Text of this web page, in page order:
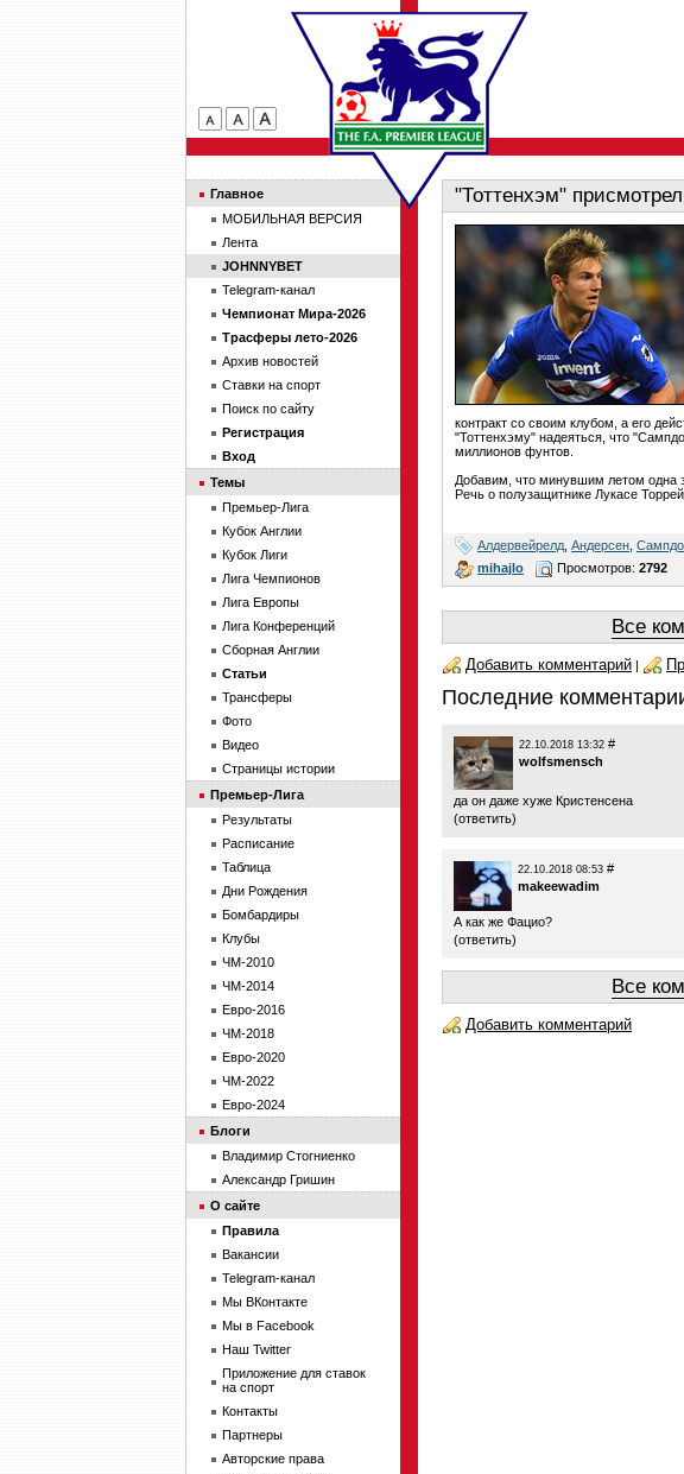
"Тоттенхэм"
контракт со своим клубом, а его
"Тоттенхэму" надеяться, что
миллионов фунтов.
Добавим, что минувшим летом одна
Речь о полузащитнике Лукасе
Алдервейрелд Андерсен
mihajlo
Просмотров: 2792
Все
Добавить комментарий |
Последние
22.10.2018 13:32 #
wolfsmensch
да он даже хуже Кристенсена
(ответить)
22.10.2018 08:53 #
makeewadim
А как же Фацио?
(ответить)
Все
Добавить комментарий
Главное
МОБИЛЬНАЯ ВЕРСИЯ
Лента
JOHNNYBET
Telegram-канал
Чемпионат Мира-2026
Трасферы лето-2026
Архив новостей
Ставки на спорт
Поиск по сайту
Регистрация
Вход
Темы
Премьер-Лига
Кубок Англии
Кубок Лиги
Лига Чемпионов
Лига Европы
Лига Конференций
Сборная Англии
Статьи
Трансферы
Фото
Видео
Страницы истории
Премьер-Лига
Результаты
Расписание
Таблица
Дни Рождения
Бомбардиры
Клубы
ЧМ-2010
ЧМ-2014
Евро-2016
ЧМ-2018
Евро-2020
ЧМ-2022
Евро-2024
Блоги
Владимир Стогниенко
Александр Гришин
О сайте
Правила
Вакансии
Telegram-канал
Мы ВКонтакте
Мы в Facebook
Наш Twitter
Приложение для ставок
на спорт
Контакты
Партнеры
Авторские права